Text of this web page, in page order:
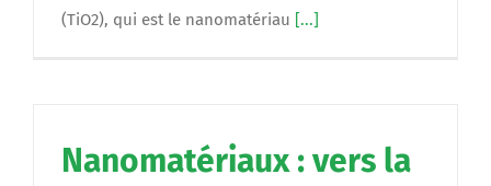
(TiO2), qui est le nanomatériau [...]
Nanomatériaux : vers la